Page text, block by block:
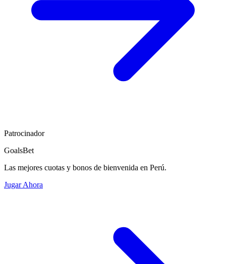
Patrocinador
GoalsBet
Las mejores cuotas y bonos de bienvenida en Perú.
Jugar Ahora